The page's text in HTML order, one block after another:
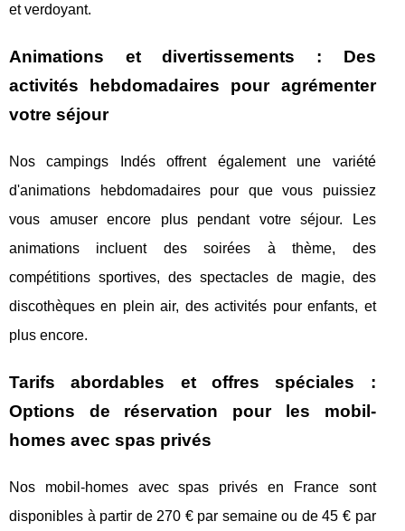
et verdoyant.
Animations et divertissements : Des
activités hebdomadaires pour agrémenter
votre séjour
Nos campings Indés offrent également une variété
d'animations hebdomadaires pour que vous puissiez
vous amuser encore plus pendant votre séjour. Les
animations incluent des soirées à thème, des
compétitions sportives, des spectacles de magie, des
discothèques en plein air, des activités pour enfants, et
plus encore.
Tarifs abordables et offres spéciales :
Options de réservation pour les mobil-
homes avec spas privés
Nos mobil-homes avec spas privés en France sont
disponibles à partir de 270 € par semaine ou de 45 € par